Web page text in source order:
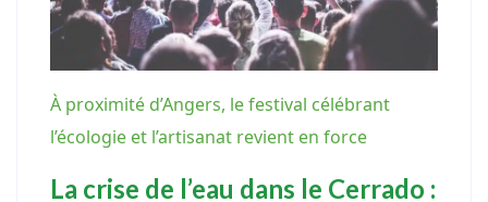
À proximité d’Angers, le festival célébrant
l’écologie et l’artisanat revient en force
La crise de l’eau dans le Cerrado :